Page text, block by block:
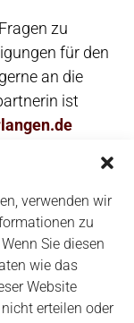
verwenden wir
zu
Sie diesen
wie das
Website
erteilen oder
zu
für den
an die
ist
an die
der